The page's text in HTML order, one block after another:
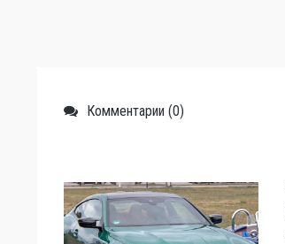
Комментарии (0)